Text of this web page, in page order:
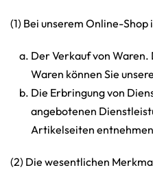
(1) Bei unserem Online-
Der Verkauf von
Waren können Sie
Die Erbringung von
angebotenen
Artikelseiten
(2) Die wesentlichen